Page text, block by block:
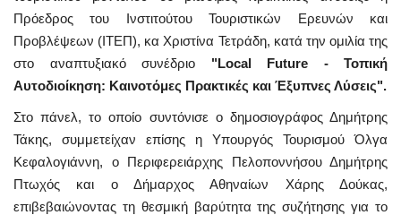
Πρόεδρος του Ινστιτούτου Τουριστικών Ερευνών και
Προβλέψεων (ΙΤΕΠ), κα Χριστίνα Τετράδη, κατά την ομιλία της
στο αναπτυξιακό συνέδριο "Local Future - Τοπική
Αυτοδιοίκηση: Καινοτόμες Πρακτικές και Έξυπνες Λύσεις".
Στο πάνελ, το οποίο συντόνισε ο δημοσιογράφος Δημήτρης
Τάκης, συμμετείχαν επίσης η Υπουργός Τουρισμού Όλγα
Κεφαλογιάννη, ο Περιφερειάρχης Πελοποννήσου Δημήτρης
Πτωχός και ο Δήμαρχος Αθηναίων Χάρης Δούκας,
επιβεβαιώνοντας τη θεσμική βαρύτητα της συζήτησης για το